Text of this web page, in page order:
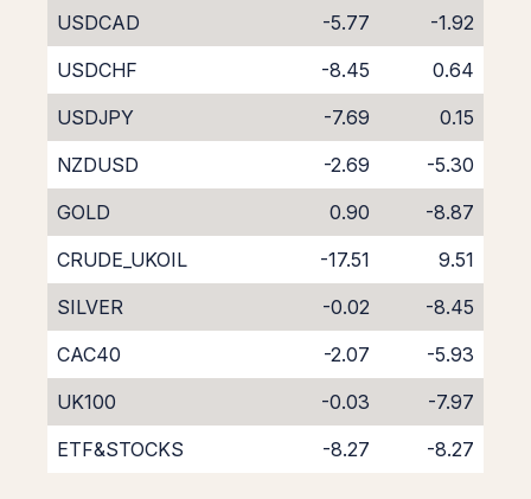
USDCAD
-5.77
-1.92
USDCHF
-8.45
0.64
USDJPY
-7.69
0.15
NZDUSD
-2.69
-5.30
GOLD
0.90
-8.87
CRUDE_UKOIL
-17.51
9.51
SILVER
-0.02
-8.45
CAC40
-2.07
-5.93
UK100
-0.03
-7.97
ETF&STOCKS
-8.27 -8.27